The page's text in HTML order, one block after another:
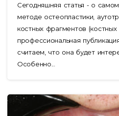
Сегодняшняя статья - о
методе остеопластики,
костных фрагментов (костных
профессиональная
считаем, что она будет
Особенно...